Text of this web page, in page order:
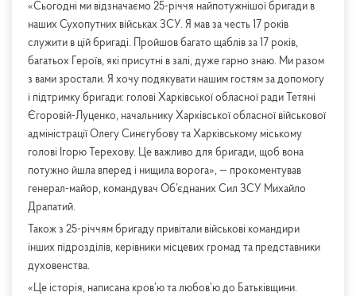
«Сьогодні ми відзначаємо 25-річчя найпотужнішої бригади в
наших Сухопутних військах ЗСУ. Я мав за честь 17 років
служити в цій бригаді. Пройшов багато щаблів за 17 років,
багатьох Героїв, які присутні в залі, дуже гарно знаю. Ми разом
з вами зростали. Я хочу подякувати нашим гостям за допомогу
і підтримку бригади: голові Харківської обласної ради Тетяні
Єгоровій-Луценко, начальнику Харківської обласної військової
адміністрації Олегу Синєгубову та Харківському міському
голові Ігорю Терехову. Це важливо для бригади, щоб вона
потужно йшла вперед і нищила ворога», — прокоментував
генерал-майор, командувач Об’єднаних Сил ЗСУ Михайло
Драпатий.
Також з 25-річчям бригаду привітали військові командири
інших підрозділів, керівники місцевих громад та представники
духовенства.
«Це історія, написана кров’ю та любов’ю до Батьківщини.